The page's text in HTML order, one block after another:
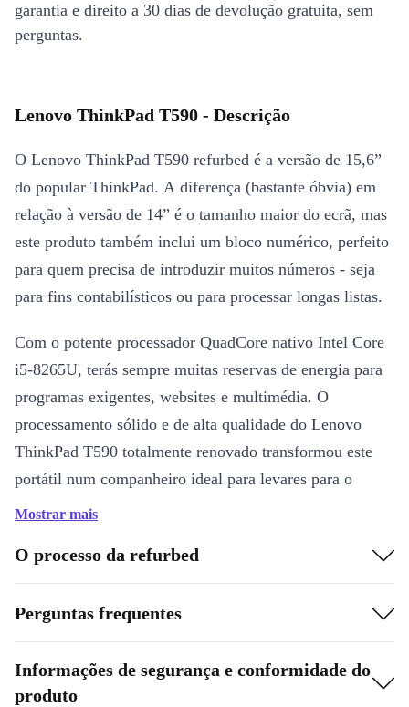
garantia e direito a 30 dias de devolução gratuita, sem
perguntas.
Lenovo ThinkPad T590 - Descrição
O Lenovo ThinkPad T590 refurbed é a versão de 15,6”
do popular ThinkPad. A diferença (bastante óbvia) em
relação à versão de 14” é o tamanho maior do ecrã, mas
este produto também inclui um bloco numérico, perfeito
para quem precisa de introduzir muitos números - seja
para fins contabilísticos ou para processar longas listas.
Com o potente processador QuadCore nativo Intel Core
i5-8265U, terás sempre muitas reservas de energia para
programas exigentes, websites e multimédia. O
processamento sólido e de alta qualidade do Lenovo
ThinkPad T590 totalmente renovado transformou este
portátil num companheiro ideal para levares para o
escritório, para viajares ou simplesmente para usares em
Mostrar mais
O processo da refurbed
Perguntas frequentes
Informações de segurança e conformidade do
produto